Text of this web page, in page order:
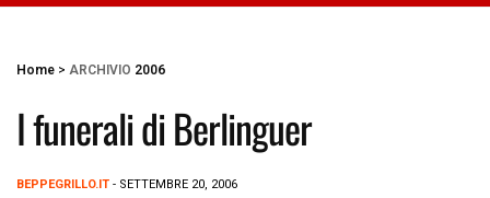
Home > ARCHIVIO 2006
I funerali di Berlinguer
BEPPEGRILLO.IT - SETTEMBRE 20, 2006